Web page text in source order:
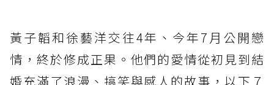
黃子韜和徐藝洋交往4年、今年7月公開戀
情，終於修成正果。他們的愛情從初見到結
婚充滿了浪漫、搞笑與感人的故事，以下７